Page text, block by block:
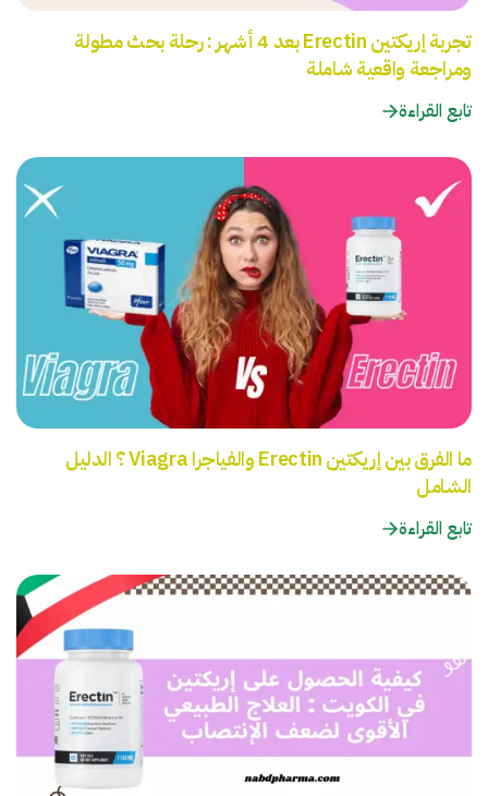
تجربة إريكتين Erectin بعد 4 أشهر : رحلة بحث مطولة
ومراجعة واقعية شاملة
تابع القراءة
ما الفرق بين إريكتين Erectin والفياجرا Viagra ؟ الدليل
الشامل
تابع القراءة